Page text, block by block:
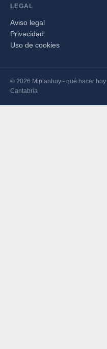
LEGAL
Aviso legal
Privacidad
Uso de cookies
© 2026 Miplanhoy - qué hacer
Cantabria